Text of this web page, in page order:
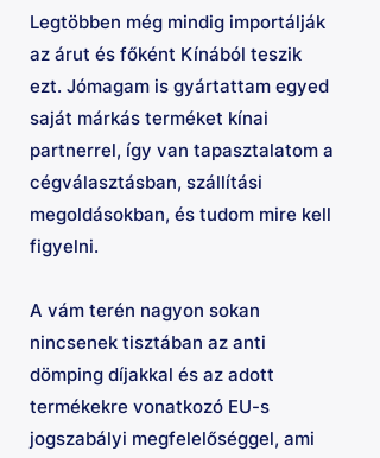
Legtöbben még mindig importálják
az árut és főként Kínából teszik
ezt. Jómagam is gyártattam egyed
saját márkás terméket kínai
partnerrel, így van tapasztalatom a
cégválasztásban, szállítási
megoldásokban, és tudom mire kell
figyelni.
A vám terén nagyon sokan
nincsenek tisztában az anti
dömping díjakkal és az adott
termékekre vonatkozó EU-s
jogszabályi megfelelőséggel, ami